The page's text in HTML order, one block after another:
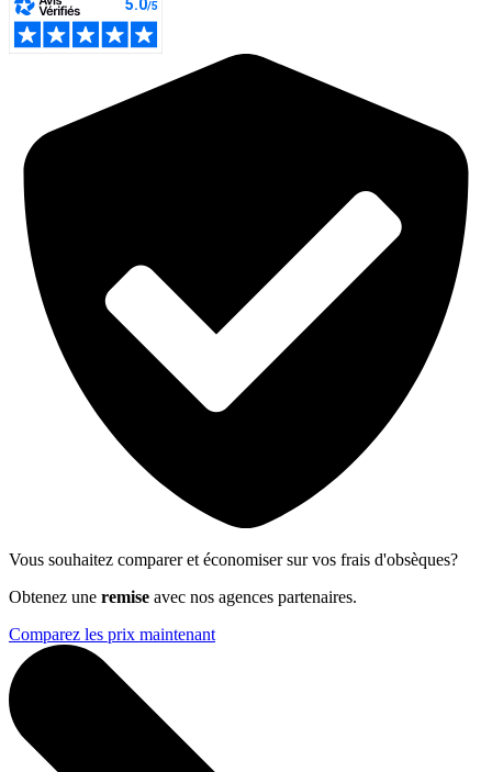
Vous souhaitez comparer et économiser sur vos frais d'obsèques?
Obtenez une remise avec nos agences partenaires.
Comparez les prix maintenant